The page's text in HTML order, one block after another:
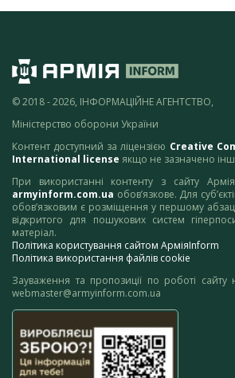
© 2018 - 2026, ІНФОРМАЦІЙНЕ АГЕНТСТВО,
Міністерство оборони України
Контент доступний за ліцензією Creative
International license якщо не зазначено
При використанні контенту з сайту
armyinform.com.ua обов’язкове. Для
обов’язковим є розміщення у першому
відкритого для пошукових систем
матеріал.
Політика користування сайтом АрміяInform
Політика використання файлів cookie
Зауваження та пропозиції по роботі сайту
webmaster@armyinform.com.ua